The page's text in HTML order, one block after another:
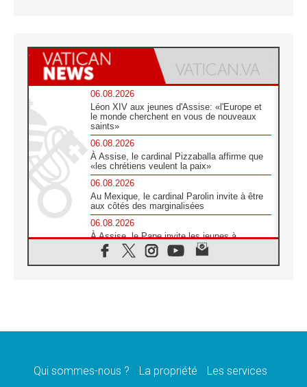
06.08.2026
Léon XIV aux jeunes d'Assise: «l'Europe et
le monde cherchent en vous de nouveaux
saints»
06.08.2026
À Assise, le cardinal Pizzaballa affirme que
«les chrétiens veulent la paix»
06.08.2026
Au Mexique, le cardinal Parolin invite à être
aux côtés des marginalisées
06.08.2026
À Assise, le Pape invite les jeunes à
«construire la civilisation de l'amour»
05.08.2026
d'entendre ceux qui bénissent la guerre»
Qui sommes-nous ? La propriété Les services